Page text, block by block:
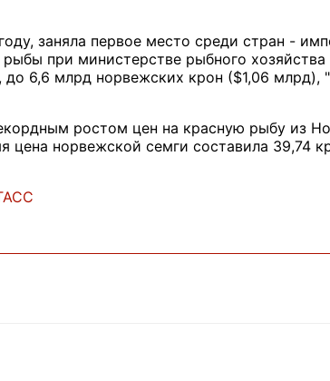
заняла первое место среди стран -
при министерстве рыбного
6,6 млрд норвежских крон ($1,06
ростом цен на красную рыбу из
цена норвежской семги составила 39,74